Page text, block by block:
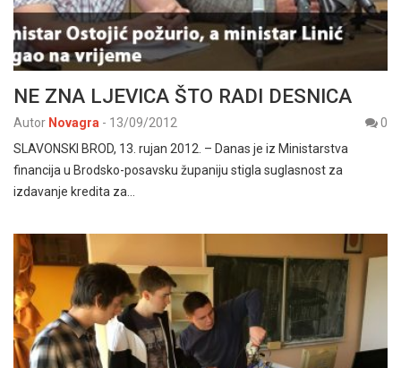
NE ZNA LJEVICA ŠTO RADI DESNICA
Autor Novagra - 13/09/2012
0
SLAVONSKI BROD, 13. rujan 2012. – Danas je iz Ministarstva
financija u Brodsko-posavsku županiju stigla suglasnost za
izdavanje kredita za…